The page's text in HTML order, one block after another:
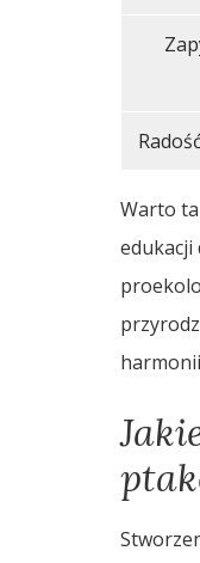
Warto
edukacji